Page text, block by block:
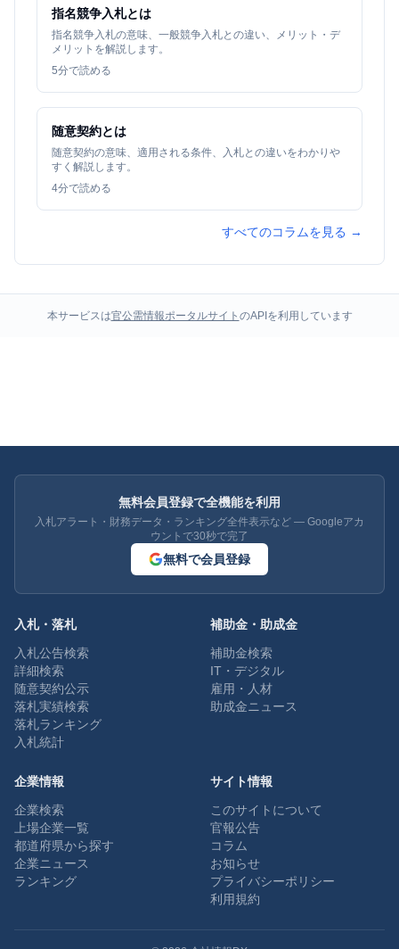
指名競争入札とは
指名競争入札の意味、一般競争入札との違い、メリット・デ
メリットを解説します。
5分で読める
随意契約とは
随意契約の意味、適用される条件、入札との違いをわかりや
すく解説します。
4分で読める
すべてのコラムを見る →
本サービスは官公需情報ポータルサイト のAPIを利用しています
無料会員登録で全機能を利用
入札アラート・財務データ・ランキング全件表示など — Googleアカ
ウントで30秒で完了
無料で会員登録
入札・落札
入札公告検索
詳細検索
随意契約公示
落札実績検索
落札ランキング
入札統計
補助金・助成金
補助金検索
IT・デジタル
雇用・人材
助成金ニュース
企業情報
企業検索
上場企業一覧
都道府県から探す
企業ニュース
ランキング
サイト情報
このサイトについて
官報公告
コラム
お知らせ
プライバシーポリシー
利用規約